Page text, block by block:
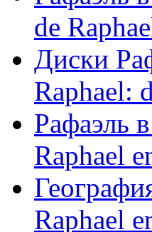
de
Диски
Raphael:
Рафаэль
Raphael
Raphael